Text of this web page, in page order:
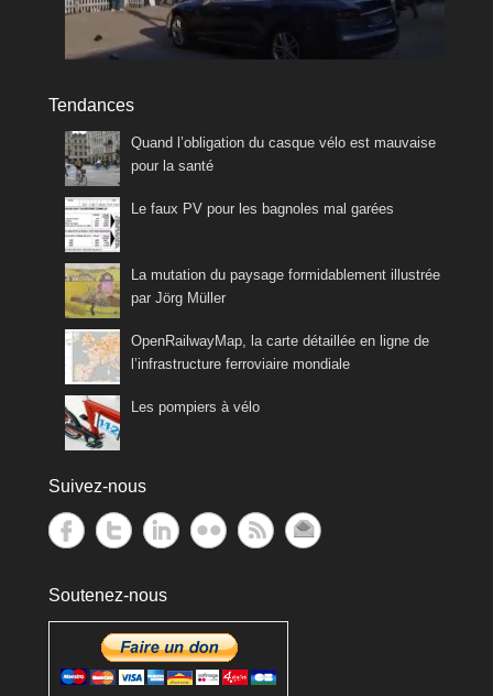
Tendances
Quand l’obligation du casque vélo est mauvaise
pour la santé
Le faux PV pour les bagnoles mal garées
La mutation du paysage formidablement illustrée
par Jörg Müller
OpenRailwayMap, la carte détaillée en ligne de
l’infrastructure ferroviaire mondiale
Les pompiers à vélo
Suivez-nous
Soutenez-nous